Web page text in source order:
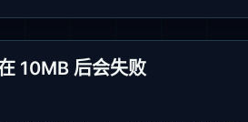
10MB 后会失败